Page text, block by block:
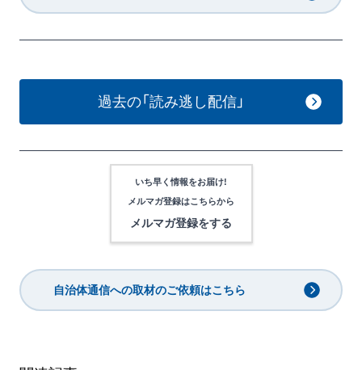
過去の「読み逃し配信」
いち早く情報をお届け!
メルマガ登録はこちらから
メルマガ登録をする
自治体通信への取材のご依頼はこちら